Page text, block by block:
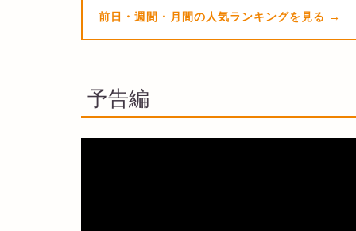
前日・週間・月間の人気ランキングを見る
予告編